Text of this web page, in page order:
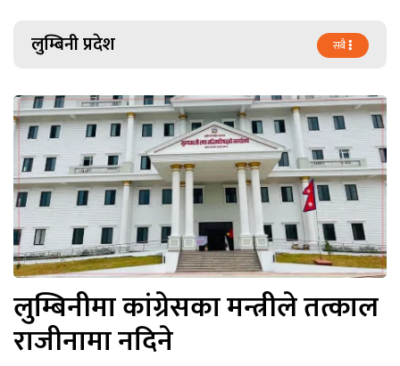
लुम्बिनी प्रदेश सबै
लुम्बिनीमा कांग्रेसका मन्त्रीले तत्काल
राजीनामा नदिने